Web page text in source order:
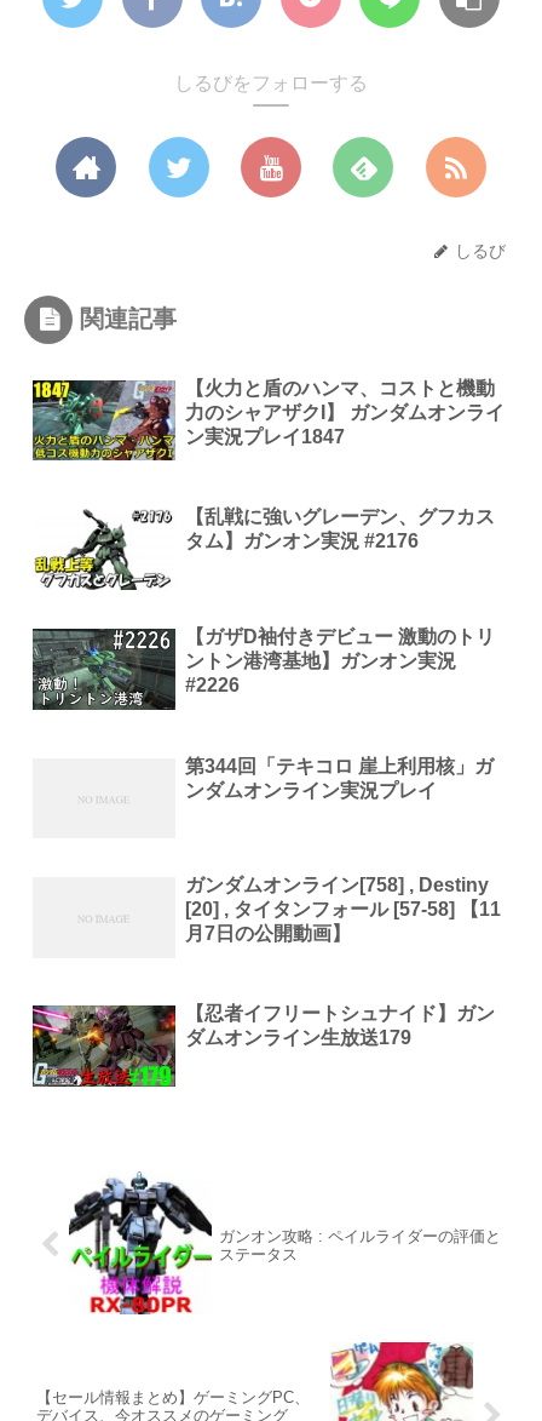
しるびをフォローする
しるび
関連記事
【火力と盾のハンマ、コストと機動
力のシャアザクI】 ガンダムオンライ
ン実況プレイ1847
【乱戦に強いグレーデン、グフカス
タム】ガンオン実況 #2176
【ガザD袖付きデビュー 激動のトリ
ントン港湾基地】ガンオン実況
#2226
第344回「テキコロ 崖上利用核」ガ
ンダムオンライン実況プレイ
ガンダムオンライン[758] , Destiny
[20] , タイタンフォール [57-58] 【11
月7日の公開動画】
【忍者イフリートシュナイド】ガン
ダムオンライン生放送179
ガンオン攻略 : ペイルライダーの評価と
ステータス
【セール情報まとめ】ゲーミングPC、
デバイス、今オススメのゲーミング